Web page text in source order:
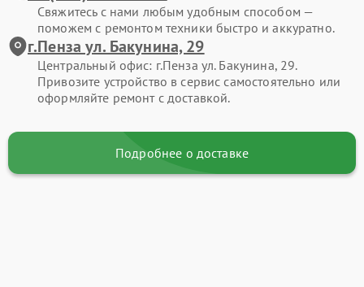
Свяжитесь с нами любым удобным способом —
поможем с ремонтом техники быстро и аккуратно.
г.Пенза ул. Бакунина, 29
Центральный офис: г.Пенза ул. Бакунина, 29.
Привозите устройство в сервис самостоятельно или
оформляйте ремонт с доставкой.
Подробнее о доставке